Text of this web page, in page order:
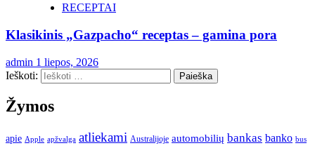
RECEPTAI
Klasikinis „Gazpacho“ receptas – gamina pora
admin 1 liepos, 2026
Ieškoti:
Žymos
apie Apple apžvalga atliekami Australijoje automobilių bankas banko bus